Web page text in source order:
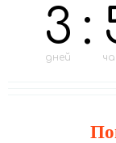
3
дней
: